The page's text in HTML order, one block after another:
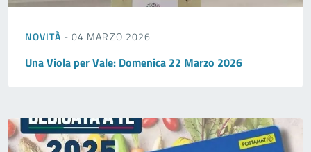
NOVITÀ - 04 MARZO 2026
Una Viola per Vale: Domenica 22 Marzo 2026